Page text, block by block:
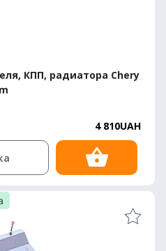
КПП, радиатора Chery
4 810UAH